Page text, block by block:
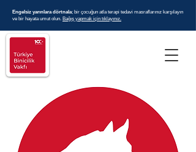
Engelsiz yarınlara dörtnala; bir çocuğun atla terapi tedavi masraflarınız karşılayın
ve bir hayata umut olun. Bağış yapmak için tıklayınız.